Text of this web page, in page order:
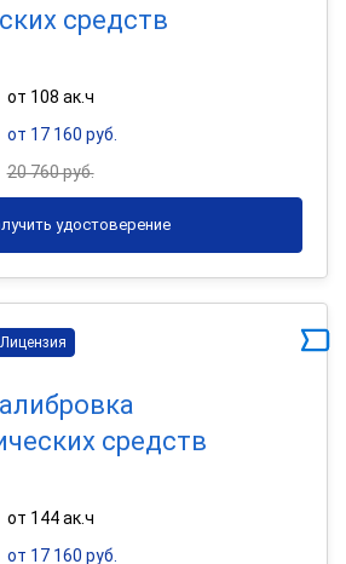
средств
от 108 ак.ч
от 17 160 руб.
20 760 руб.
удостоверение
Лицензия
средств
от 144 ак.ч
от 17 160 руб.